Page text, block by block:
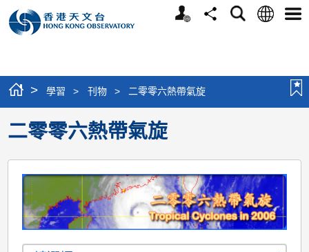
個
分
搜
語
選
> 學習 > 刊物 > 二零零六熱帶氣旋
二零零六熱帶氣旋